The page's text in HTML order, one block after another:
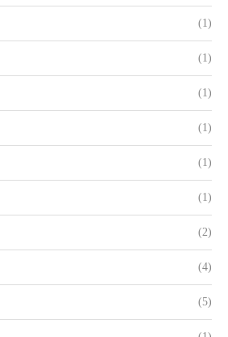
(1)
(1)
(1)
(1)
(1)
(1)
(2)
(4)
(5)